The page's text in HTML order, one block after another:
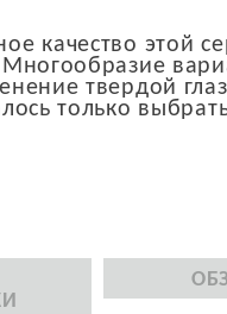
качество этой
твердой
только